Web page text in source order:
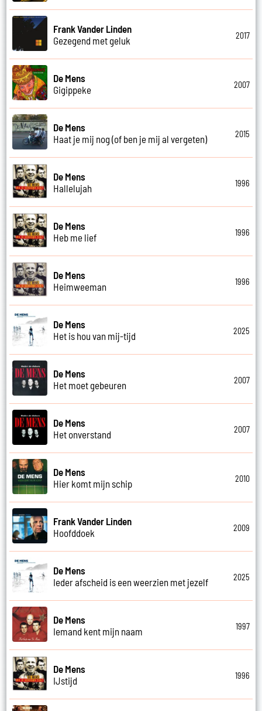
Frank Vander Linden
Gezegend met geluk
2017
De Mens
Gigippeke
2007
De Mens
Haat je mij nog (of ben je mij al vergeten)
2015
De Mens
Hallelujah
1996
De Mens
Heb me lief
1996
De Mens
Heimweeman
1996
De Mens
Het is hou van mij-tijd
2025
De Mens
Het moet gebeuren
2007
De Mens
Het onverstand
2007
De Mens
Hier komt mijn schip
2010
Frank Vander Linden
Hoofddoek
2009
De Mens
Ieder afscheid is een weerzien met jezelf
2025
De Mens
Iemand kent mijn naam
1997
De Mens
IJstijd
1996